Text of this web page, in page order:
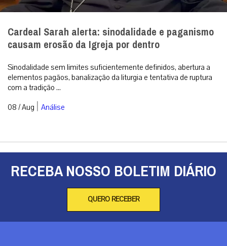
Cardeal Sarah alerta: sinodalidade e paganismo
causam erosão da Igreja por dentro
Sinodalidade sem limites suficientemente definidos, abertura a
elementos pagãos, banalização da liturgia e tentativa de ruptura
com a tradição ...
08 / Aug | Análise
RECEBA NOSSO BOLETIM DIÁRIO
QUERO RECEBER